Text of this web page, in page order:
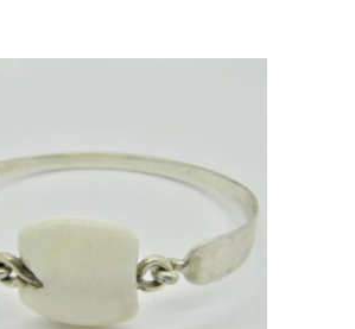
AJOUTER AU PANIER